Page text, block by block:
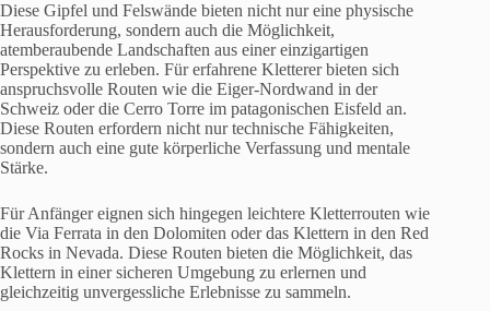
Diese Gipfel und Felswände bieten nicht nur eine physische
Herausforderung, sondern auch die Möglichkeit,
atemberaubende Landschaften aus einer einzigartigen
Perspektive zu erleben. Für erfahrene Kletterer bieten sich
anspruchsvolle Routen wie die Eiger-Nordwand in der
Schweiz oder die Cerro Torre im patagonischen Eisfeld an.
Diese Routen erfordern nicht nur technische Fähigkeiten,
sondern auch eine gute körperliche Verfassung und mentale
Stärke.
Für Anfänger eignen sich hingegen leichtere Kletterrouten wie
die Via Ferrata in den Dolomiten oder das Klettern in den Red
Rocks in Nevada. Diese Routen bieten die Möglichkeit, das
Klettern in einer sicheren Umgebung zu erlernen und
gleichzeitig unvergessliche Erlebnisse zu sammeln.